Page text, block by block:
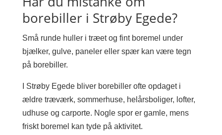
borebiller i Strøby Egede?
Små runde huller i træet og fint boremel under
bjælker, gulve, paneler eller spær kan være tegn
på borebiller.
I Strøby Egede bliver borebiller ofte opdaget i
ældre træværk, sommerhuse, helårsboliger, lofter,
udhuse og carporte. Nogle spor er gamle, mens
friskt boremel kan tyde på aktivitet.